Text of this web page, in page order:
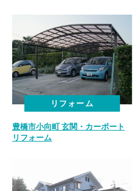
リフォーム
豊橋市小向町 玄関・カーポート
リフォーム